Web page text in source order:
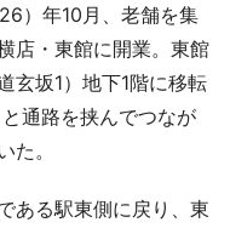
）年10月、老舗を集
店・東館に開業。東館
玄坂1）地下1階に移転
通路を挟んでつなが
た。
ある駅東側に戻り、東